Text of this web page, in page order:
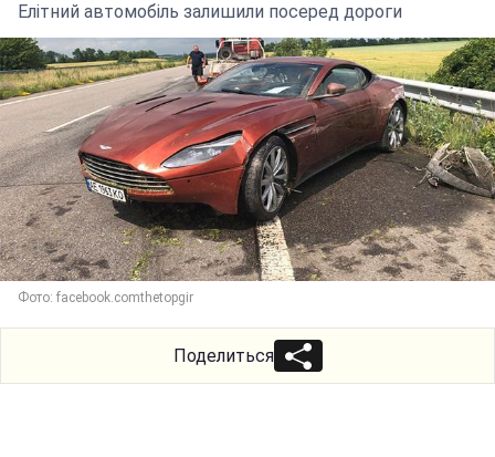
Елітний автомобіль залишили посеред дороги
Фото: facebook.comthetopgir
Поделиться